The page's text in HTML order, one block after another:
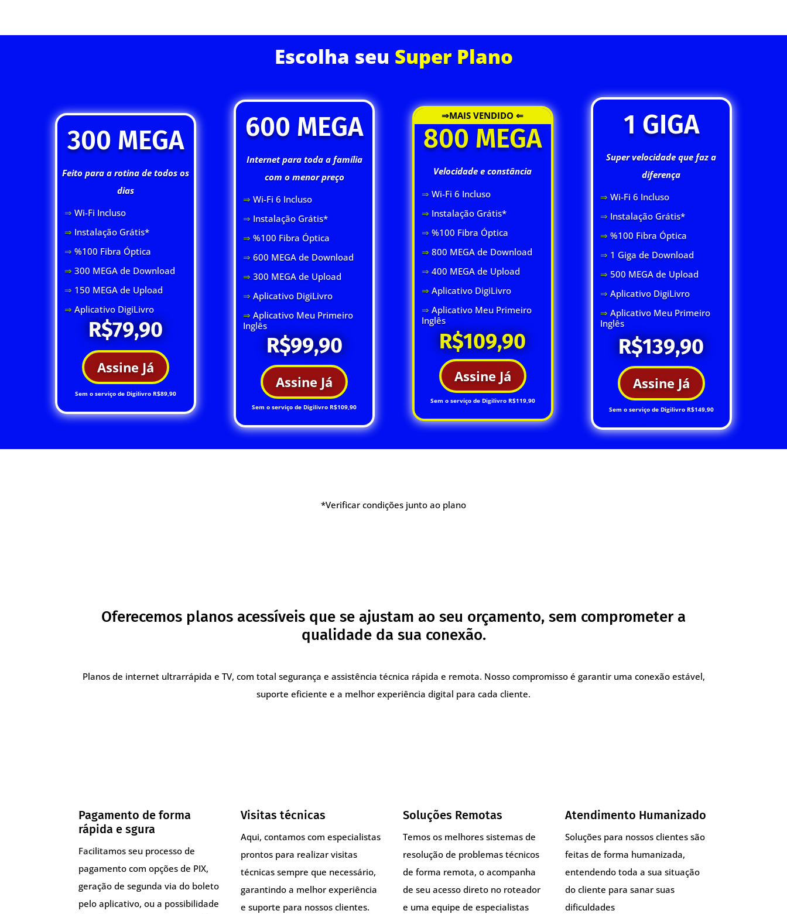
Escolha seu Super Plano
300 MEGA
Feito para a rotina de todos os
dias
⇒ Wi-Fi Incluso
⇒ Instalação Grátis*
⇒ %100 Fibra Óptica
⇒ 300 MEGA de Download
⇒ 150 MEGA de Upload
⇒Aplicativo DigiLivro
R$79,90
Assine Já
Sem o serviço de Digilivro R$89,90
600 MEGA
Internet para toda a família
com o menor preço
⇒ Wi-Fi 6 Incluso
⇒ Instalação Grátis*
⇒ %100 Fibra Óptica
⇒ 600 MEGA de Download
⇒ 300 MEGA de Upload
⇒ Aplicativo DigiLivro
⇒ Aplicativo Meu Primeiro
Inglês
R$99,90
Assine Já
Sem o serviço de Digilivro R$109,90
⇒MAIS VENDIDO ⇐
800 MEGA
Velocidade e constância
⇒ Wi-Fi 6 Incluso
⇒ Instalação Grátis*
⇒ %100 Fibra Óptica
⇒ 800 MEGA de Download
⇒ 400 MEGA de Upload
⇒ Aplicativo DigiLivro
⇒ Aplicativo Meu Primeiro
Inglês
R$109,90
Assine Já
Sem o serviço de Digilivro R$119,90
1 GIGA
Super velocidade que faz a
diferença
⇒ Wi-Fi 6 Incluso
⇒ Instalação Grátis*
⇒ %100 Fibra Óptica
⇒ 1 Giga de Download
⇒ 500 MEGA de Upload
⇒ Aplicativo DigiLivro
⇒ Aplicativo Meu Primeiro
Inglês
R$139,90
Assine Já
Sem o serviço de Digilivro R$149,90
*Verificar condições junto ao plano
Oferecemos planos acessíveis que se ajustam ao seu orçamento, sem comprometer a
qualidade da sua conexão.
Planos de internet ultrarrápida e TV, com total segurança e assistência técnica rápida e remota. Nosso compromisso é garantir uma conexão estável,
suporte eficiente e a melhor experiência digital para cada cliente.
Pagamento de forma
rápida e sgura
Facilitamos seu processo de
pagamento com opções de PIX,
geração de segunda via do boleto
pelo aplicativo, ou a possibilidade
Visitas técnicas
Aqui, contamos com especialistas
prontos para realizar visitas
técnicas sempre que necessário,
garantindo a melhor experiência
e suporte para nossos clientes.
Soluções Remotas
Temos os melhores sistemas de
resolução de problemas técnicos
de forma remota, o acompanha
de seu acesso direto no roteador
e uma equipe de especialistas
Atendimento Humanizado
Soluções para nossos clientes são
feitas de forma humanizada,
entendendo toda a sua situação
do cliente para sanar suas
dificuldades